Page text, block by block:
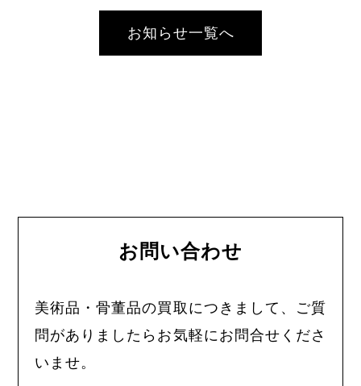
お知らせ一覧へ
お問い合わせ
美術品・骨董品の買取につきまして、ご質
問がありましたらお気軽にお問合せくださ
いませ。